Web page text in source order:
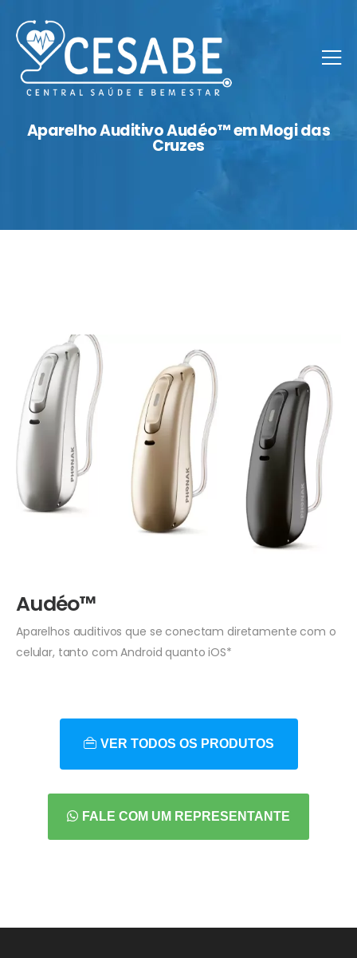
Aparelho Auditivo Audéo™ em Mogi das
Cruzes
Audéo™
Aparelhos auditivos que se conectam diretamente com o
celular, tanto com Android quanto iOS*
VER TODOS OS PRODUTOS
FALE COM UM REPRESENTANTE